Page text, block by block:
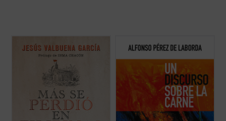
Un viaje en el tiempo a la remota iglesia en
la isla de Luzón en la que el último
destacamento del Imperio español
sobrevivió al asedio militar más duradero y
paradójico de la Historia moderna. El libro
recoge documentos inéditos y ... (ver ficha)
Punto omega: punto atractivo de
enamoramiento. Suave suasión carnal de
Punto de encarnación. La realidad se nos
vínculo substancial
: el punto se
expresa como realidad. Nuestras líneas de
...
(ver ficha)